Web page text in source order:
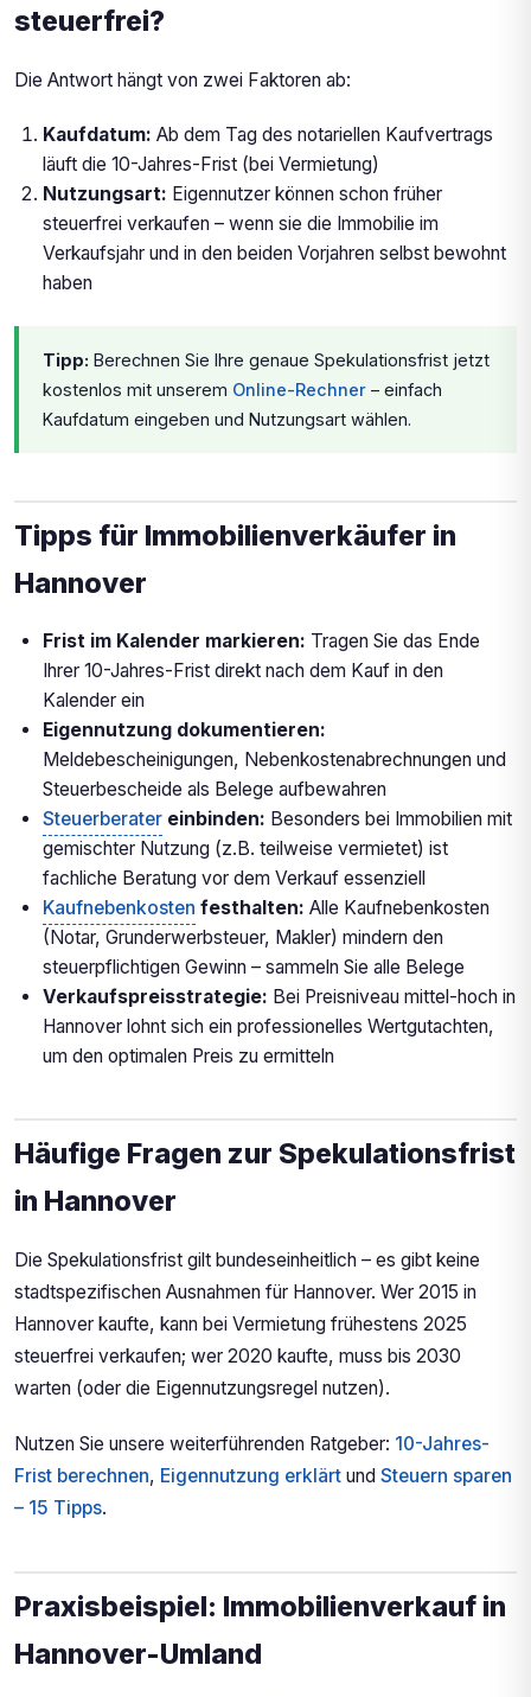
steuerfrei?
Die Antwort hängt von zwei Faktoren ab:
Kaufdatum: Ab dem Tag des notariellen Kaufvertrags
läuft die 10-Jahres-Frist (bei Vermietung)
Nutzungsart: Eigennutzer können schon früher
steuerfrei verkaufen – wenn sie die Immobilie im
Verkaufsjahr und in den beiden Vorjahren selbst bewohnt
haben
Tipp: Berechnen Sie Ihre genaue Spekulationsfrist jetzt
kostenlos mit unserem Online-Rechner – einfach
Kaufdatum eingeben und Nutzungsart wählen.
Tipps für Immobilienverkäufer in
Hannover
Frist im Kalender markieren: Tragen Sie das Ende
Ihrer 10-Jahres-Frist direkt nach dem Kauf in den
Kalender ein
Eigennutzung dokumentieren:
Meldebescheinigungen, Nebenkostenabrechnungen und
Steuerbescheide als Belege aufbewahren
Steuerberater einbinden: Besonders bei Immobilien mit
gemischter Nutzung (z.B. teilweise vermietet) ist
fachliche Beratung vor dem Verkauf essenziell
Kaufnebenkosten festhalten: Alle Kaufnebenkosten
(Notar, Grunderwerbsteuer, Makler) mindern den
steuerpflichtigen Gewinn – sammeln Sie alle Belege
Verkaufspreisstrategie: Bei Preisniveau mittel-hoch in
Hannover lohnt sich ein professionelles Wertgutachten,
um den optimalen Preis zu ermitteln
Häufige Fragen zur Spekulationsfrist
in Hannover
Die Spekulationsfrist gilt bundeseinheitlich – es gibt keine
stadtspezifischen Ausnahmen für Hannover. Wer 2015 in
Hannover kaufte, kann bei Vermietung frühestens 2025
steuerfrei verkaufen; wer 2020 kaufte, muss bis 2030
warten (oder die Eigennutzungsregel nutzen).
Nutzen Sie unsere weiterführenden Ratgeber: 10-Jahres-
Frist berechnen, Eigennutzung erklärt und Steuern sparen
– 15 Tipps.
Praxisbeispiel: Immobilienverkauf in
Hannover-Umland